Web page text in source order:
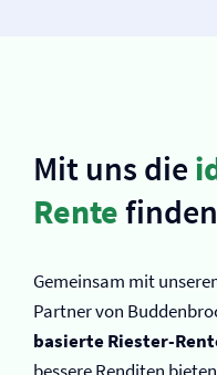
Mit uns die
Rentefinden
Gemeinsam mit
Partner von
basierte Riester-